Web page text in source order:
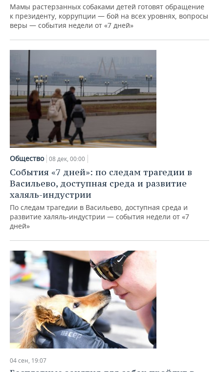
Мамы растерзанных собаками детей готовят обращение
к президенту, коррупции — бой на всех уровнях, вопросы
веры — события недели от «7 дней»
Общество 08 дек, 00:00
События «7 дней»: по следам трагедии в
Васильево, доступная среда и развитие
халяль-индустрии
По следам трагедии в Васильево, доступная среда и
развитие халяль-индустрии — события недели от «7
дней»
04 сен, 19:07